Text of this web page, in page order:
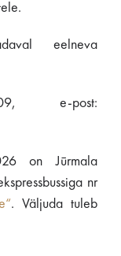
eelneva
e-post:
on Jūrmala
nr
. Väljuda tuleb